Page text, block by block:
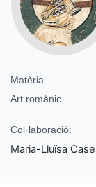
Matèria
Art romànic
Col·laboració:
Maria-Lluïsa